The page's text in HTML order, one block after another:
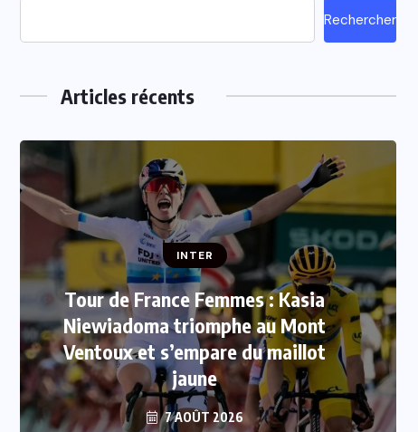
Rechercher
Articles récents
INTER
Tour de France Femmes : Kasia
Niewiadoma triomphe au Mont
Ventoux et s’empare du maillot
jaune
7 AOÛT 2026
INTER
Mercato : Le FC Barcelone s’offre
Rodri pour 50 millions d’euros
7 AOÛT 2026